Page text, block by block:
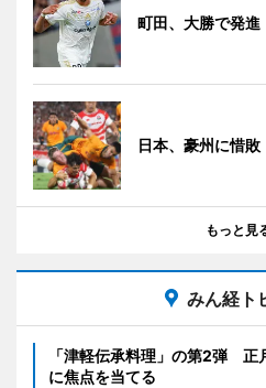
町田、大勝で発
日本、豪州に惜
もっと見
みん経ト
「津軽伝承料理」の第2弾 正
に焦点を当てる